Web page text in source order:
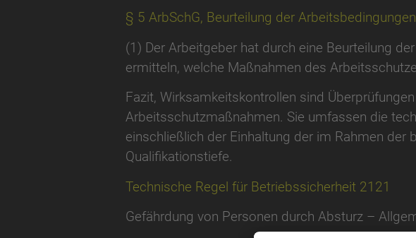
§ 5 ArbSchG, Beurteilung der Arbeitsbedingungen
(1) Der Arbeitgeber hat durch eine Beurteilung
ermitteln, welche Maßnahmen des
Fazit, Wirksamkeitskontrollen sind
Arbeitsschutzmaßnahmen. Sie umfassen die
einschließlich der Einhaltung der im Rahmen
Qualifikationstiefe.
Technische Regel für Betriebssicherheit 2121
Gefährdung von Personen durch Absturz –